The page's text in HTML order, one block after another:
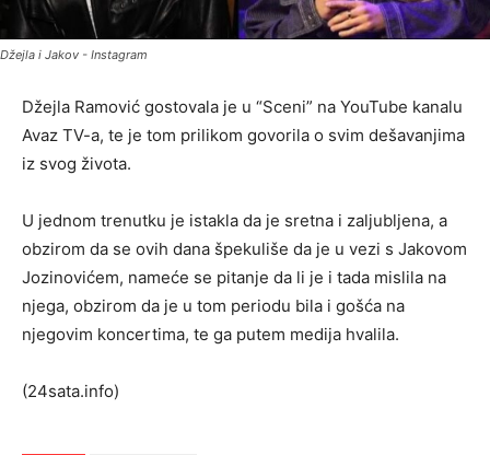
Džejla i Jakov - Instagram
Džejla Ramović gostovala je u “Sceni” na YouTube kanalu
Avaz TV-a, te je tom prilikom govorila o svim dešavanjima
iz svog života.
U jednom trenutku je istakla da je sretna i zaljubljena, a
obzirom da se ovih dana špekuliše da je u vezi s Jakovom
Jozinovićem, nameće se pitanje da li je i tada mislila na
njega, obzirom da je u tom periodu bila i gošća na
njegovim koncertima, te ga putem medija hvalila.
(24sata.info)